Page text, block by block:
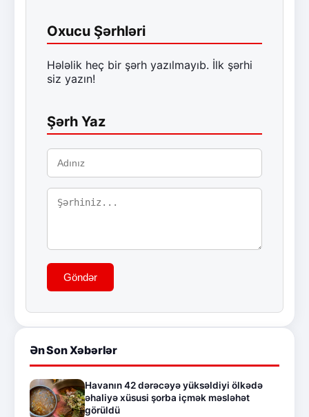
Oxucu Şərhləri
Hələlik heç bir şərh yazılmayıb. İlk şərhi
siz yazın!
Şərh Yaz
Göndər
Ən Son Xəbərlər
Havanın 42 dərəcəyə yüksəldiyi ölkədə
əhaliyə xüsusi şorba içmək məsləhət
görüldü